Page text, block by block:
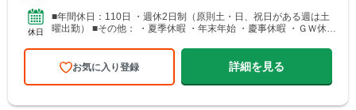
休日
■年間休日：110日 ・週休2日制（原則土・日、祝日がある週は土
曜出勤） ■その他： ・夏季休暇 ・年末年始 ・慶事休暇 ・ＧＷ休暇
お気に入り登録 詳細を見る